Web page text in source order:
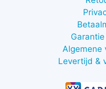
Algemene
Levertijd &